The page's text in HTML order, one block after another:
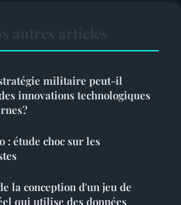
militaire peut-il
innovations technologiques
: étude choc sur les
la conception d'un jeu de
qui utilise des données